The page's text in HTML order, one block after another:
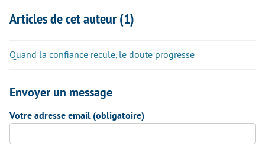
Articles de cet auteur (1)
Quand la confiance recule, le doute progresse
Envoyer un message
Votre adresse email (obligatoire)